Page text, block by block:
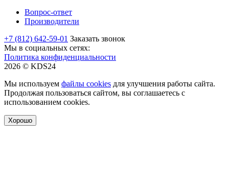
Вопрос-ответ
Производители
+7 (812) 642-59-01 Заказать звонок
Мы в социальных сетях:
Политика конфиденциальности
2026 © KDS24
Мы используем файлы cookies для улучшения работы сайта.
Продолжая пользоваться сайтом, вы соглашаетесь с
использованием cookies.
Хорошо